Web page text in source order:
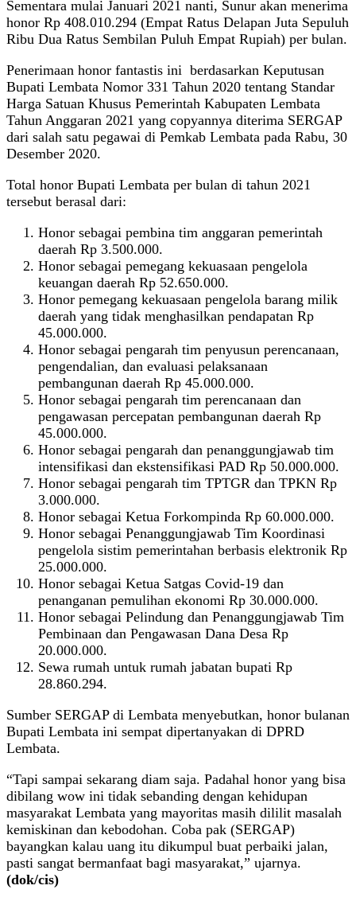
Sementara mulai Januari 2021 nanti, Sunur akan menerima
honor Rp 408.010.294 (Empat Ratus Delapan Juta Sepuluh
Ribu Dua Ratus Sembilan Puluh Empat Rupiah) per bulan.
Penerimaan honor fantastis ini berdasarkan Keputusan
Bupati Lembata Nomor 331 Tahun 2020 tentang Standar
Harga Satuan Khusus Pemerintah Kabupaten Lembata
Tahun Anggaran 2021 yang copyannya diterima SERGAP
dari salah satu pegawai di Pemkab Lembata pada Rabu, 30
Desember 2020.
Total honor Bupati Lembata per bulan di tahun 2021
tersebut berasal dari:
Honor sebagai pembina tim anggaran pemerintah
daerah Rp 3.500.000.
Honor sebagai pemegang kekuasaan pengelola
keuangan daerah Rp 52.650.000.
Honor pemegang kekuasaan pengelola barang milik
daerah yang tidak menghasilkan pendapatan Rp
45.000.000.
Honor sebagai pengarah tim penyusun perencanaan,
pengendalian, dan evaluasi pelaksanaan
pembangunan daerah Rp 45.000.000.
Honor sebagai pengarah tim perencanaan dan
pengawasan percepatan pembangunan daerah Rp
45.000.000.
Honor sebagai pengarah dan penanggungjawab tim
intensifikasi dan ekstensifikasi PAD Rp 50.000.000.
Honor sebagai pengarah tim TPTGR dan TPKN Rp
3.000.000.
Honor sebagai Ketua Forkompinda Rp 60.000.000.
Honor sebagai Penanggungjawab Tim Koordinasi
pengelola sistim pemerintahan berbasis elektronik Rp
25.000.000.
Honor sebagai Ketua Satgas Covid-19 dan
penanganan pemulihan ekonomi Rp 30.000.000.
Honor sebagai Pelindung dan Penanggungjawab Tim
Pembinaan dan Pengawasan Dana Desa Rp
20.000.000.
Sewa rumah untuk rumah jabatan bupati Rp
28.860.294.
Sumber SERGAP di Lembata menyebutkan, honor bulanan
Bupati Lembata ini sempat dipertanyakan di DPRD
Lembata.
“Tapi sampai sekarang diam saja. Padahal honor yang bisa
dibilang wow ini tidak sebanding dengan kehidupan
masyarakat Lembata yang mayoritas masih dililit masalah
kemiskinan dan kebodohan. Coba pak (SERGAP)
bayangkan kalau uang itu dikumpul buat perbaiki jalan,
pasti sangat bermanfaat bagi masyarakat,” ujarnya.
(dok/cis)